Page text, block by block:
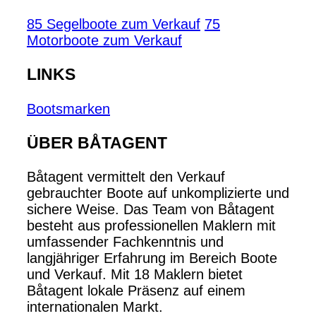
85 Segelboote zum Verkauf 75
Motorboote zum Verkauf
LINKS
Bootsmarken
ÜBER BÅTAGENT
Båtagent vermittelt den Verkauf
gebrauchter Boote auf unkomplizierte und
sichere Weise. Das Team von Båtagent
besteht aus professionellen Maklern mit
umfassender Fachkenntnis und
langjähriger Erfahrung im Bereich Boote
und Verkauf. Mit 18 Maklern bietet
Båtagent lokale Präsenz auf einem
internationalen Markt.